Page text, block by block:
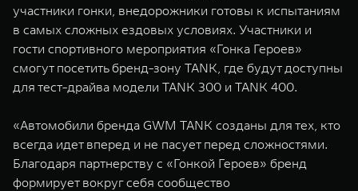
WEY 80
Масштаб возможностей
WEY 80
участники гонки, внедорожники готовы к испытаниям
в самых сложных ездовых условиях. Участники и
гости спортивного мероприятия «Гонка Героев»
смогут посетить бренд-зону TANK, где будут доступны
для тест-драйва модели TANK 300 и TANK 400.
«Автомобили бренда GWM TANK созданы для тех, кто
всегда идет вперед и не пасует перед сложностями.
Благодаря партнерству с «Гонкой Героев» бренд
формирует вокруг себя сообщество